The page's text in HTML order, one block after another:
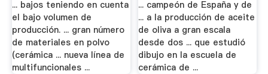
... bajos teniendo en cuenta
el bajo volumen de
producción. ... gran número
de materiales en polvo
(cerámica ... nueva línea de
multifuncionales ...
... campeón de España y de
... a la producción de aceite
de oliva a gran escala
desde dos ... que estudió
dibujo en la escuela de
cerámica de ...